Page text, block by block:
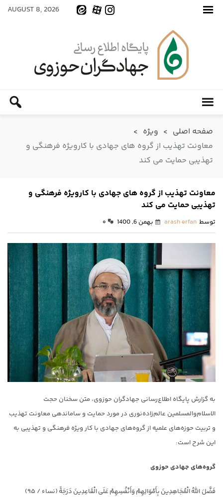
AUGUST 8, 2026
صفحه اصلی > ویژه >
معاونت تهذیب از گروه های جهادی با کارویژه فرهنگی و
تهذیبی حمایت می کند
معاونت تهذیب از گروه های جهادی با کارویژه فرهنگی و
تهذیبی حمایت می کند
توسط arash erfan بهمن 6, 1400 ۰
به گزارش پایگاه اطلاع‌رسانی جهادگران حوزوی، متن سخنان حجت
الاسلام‌والمسلمین عالم‌زاده‌نوری در مورد حمایت و ساماندهی معاونت تهذیب
و تربیت حوزه‌های علمیه از گروه‌های جهادی با کار ویژه فرهنگی و تهذیبی به
این شرح است:
گروه‌های جهادی حوزوی
فَضَّلَ اللَّهُ الْمُجَاهِدِینَ بِأَمْوَالِهِمْ وَأَنْفُسِهِمْ عَلَی الْقَاعِدِینَ دَرَجَةً (نساء / ۹۵)